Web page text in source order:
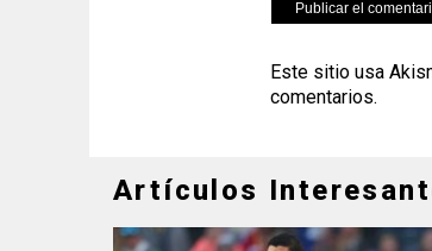
Este sitio usa
comentarios.
Artículos